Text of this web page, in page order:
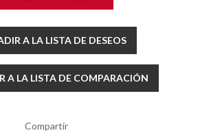
A LA LISTA DE DESEOS
A LA LISTA DE COMPARACIÓN
Compartir